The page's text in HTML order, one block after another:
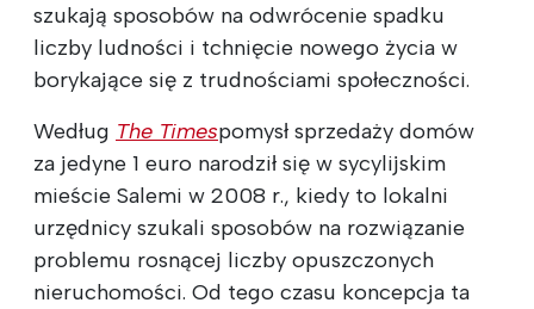
szukają sposobów na odwrócenie spadku
liczby ludności i tchnięcie nowego życia w
borykające się z trudnościami społeczności.
Według The Timespomysł sprzedaży domów
za jedyne 1 euro narodził się w sycylijskim
mieście Salemi w 2008 r., kiedy to lokalni
urzędnicy szukali sposobów na rozwiązanie
problemu rosnącej liczby opuszczonych
nieruchomości. Od tego czasu koncepcja ta